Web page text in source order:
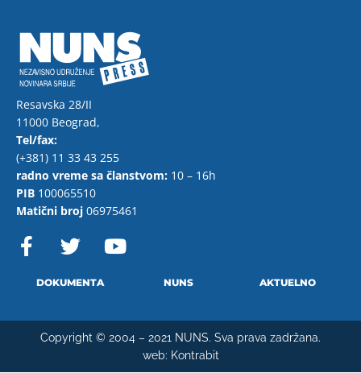
Resavska 28/II
11000 Beograd,
Tel/fax:
(+381) 11 33 43 255
radno vreme sa članstvom: 10 – 16h
PIB 100065510
Matični broj 06975461
F
a
o
w
t
e
r
o
b
e
DOKUMENTA NUNS AKTUELNO
Copyright © 2004 – 2021 NUNS. Sva prava zadržana.
web: Kontrabit